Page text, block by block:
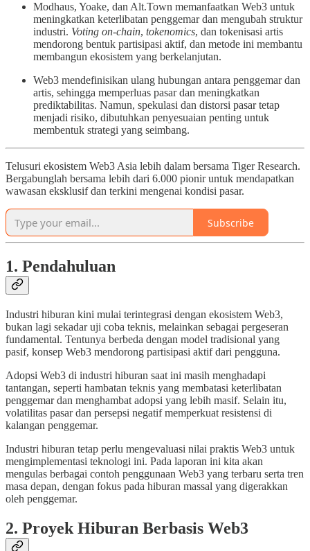
Modhaus, Yoake, dan Alt.Town memanfaatkan Web3 untuk
meningkatkan keterlibatan penggemar dan mengubah struktur
industri. Voting on-chain, tokenomics, dan tokenisasi artis
mendorong bentuk partisipasi aktif, dan metode ini membantu
membangun ekosistem yang berkelanjutan.
Web3 mendefinisikan ulang hubungan antara penggemar dan
artis, sehingga memperluas pasar dan meningkatkan
prediktabilitas. Namun, spekulasi dan distorsi pasar tetap
menjadi risiko, dibutuhkan penyesuaian penting untuk
membentuk strategi yang seimbang.
Telusuri ekosistem Web3 Asia lebih dalam bersama Tiger Research.
Bergabunglah bersama lebih dari 6.000 pionir untuk mendapatkan
wawasan eksklusif dan terkini mengenai kondisi pasar.
Subscribe
1. Pendahuluan
Industri hiburan kini mulai terintegrasi dengan ekosistem Web3,
bukan lagi sekadar uji coba teknis, melainkan sebagai pergeseran
fundamental. Tentunya berbeda dengan model tradisional yang
pasif, konsep Web3 mendorong partisipasi aktif dari pengguna.
Adopsi Web3 di industri hiburan saat ini masih menghadapi
tantangan, seperti hambatan teknis yang membatasi keterlibatan
penggemar dan menghambat adopsi yang lebih masif. Selain itu,
volatilitas pasar dan persepsi negatif memperkuat resistensi di
kalangan penggemar.
Industri hiburan tetap perlu mengevaluasi nilai praktis Web3 untuk
mengimplementasi teknologi ini. Pada laporan ini kita akan
mengulas berbagai contoh penggunaan Web3 yang terbaru serta tren
masa depan, dengan fokus pada hiburan massal yang digerakkan
oleh penggemar.
2. Proyek Hiburan Berbasis Web3